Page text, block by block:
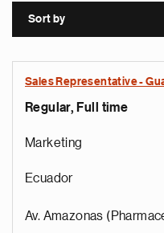
Sort by
Sales Representative -
Regular, Full time
Marketing
Ecuador
Av. Amazonas